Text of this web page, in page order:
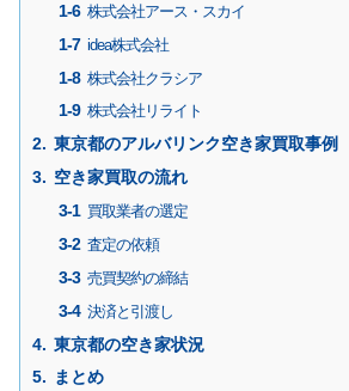
株式会社アース・スカイ
idea株式会社
株式会社クラシア
株式会社リライト
東京都のアルバリンク空き家買取事例
空き家買取の流れ
買取業者の選定
査定の依頼
売買契約の締結
決済と引渡し
東京都の空き家状況
まとめ